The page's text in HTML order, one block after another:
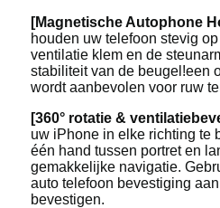
[Magnetische Autophone
houden uw telefoon stevig
ventilatie klem en de
stabiliteit van de beugel!een
wordt aanbevolen voor ruw
[360° rotatie &
uw iPhone in elke richting te
één hand tussen portret en
gemakkelijke navigatie.
auto telefoon bevestiging
bevestigen.